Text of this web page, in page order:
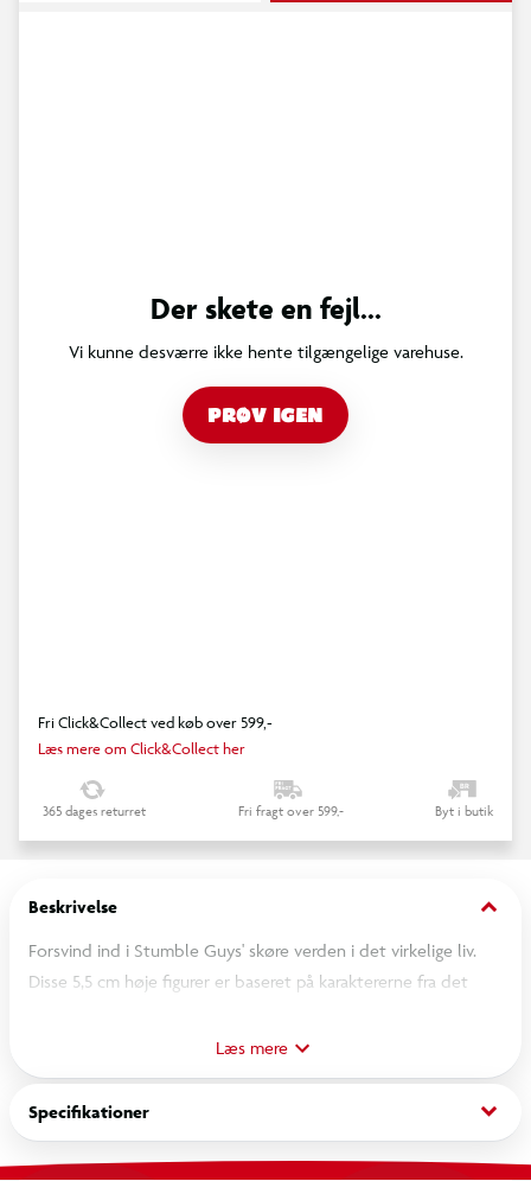
Der skete en fejl...
Vi kunne desværre ikke hente tilgængelige varehuse.
PRØV IGEN
Fri Click&Collect ved køb over 599,-
Læs mere om Click&Collect her
365 dages returret Fri fragt over 599,- Byt i butik
Beskrivelse keyboard_arrow_down
Forsvind ind i Stumble Guys' skøre verden i det virkelige liv.
Disse 5,5 cm høje figurer er baseret på karaktererne fra det
spillere snubler i den ene runde efter den anden i et
eskalerende kaos, indtil der kan krones én sejrherre. Denne
luksusæske indeholder 6 karakterer, som er 5,5 cm høje. Fra 8
år.
Læs mere
Specifikationer keyboard_arrow_down